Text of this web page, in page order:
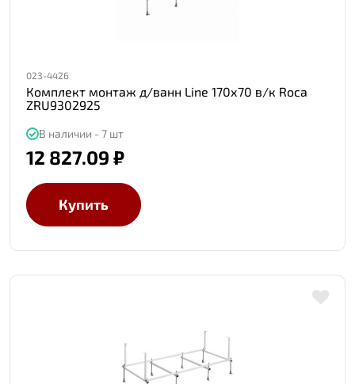
023-4426
Комплект монтаж д/ванн Line 170х70 в/к Roca
ZRU9302925
В наличии - 7 шт
12 827.09 ₽
Купить